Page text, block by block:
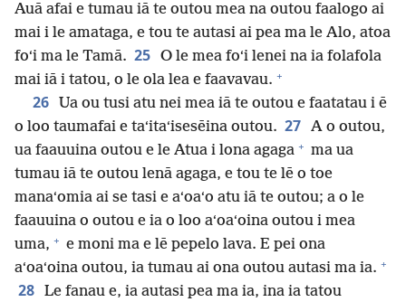
Auā afai e tumau iā te outou mea na outou faalogo ai
mai i le amataga, e tou te autasi ai pea ma le Alo, atoa
foʻi ma le Tamā. 25 O le mea foʻi lenei na ia folafola
mai iā i tatou, o le ola lea e faavavau. +
26
Ua ou tusi atu nei mea iā te outou e faatatau i ē
o loo taumafai e taʻitaʻisesēina outou. 27 A o outou,
ua faauuina outou e le Atua i lona agaga + ma ua
tumau iā te outou lenā agaga, e tou te lē o toe
manaʻomia ai se tasi e aʻoaʻo atu iā te outou; a o le
faauuina o outou e ia o loo aʻoaʻoina outou i mea
uma, + e moni ma e lē pepelo lava. E pei ona
aʻoaʻoina outou, ia tumau ai ona outou autasi ma ia. +
28 Le fanau e, ia autasi pea ma ia, ina ia tatou